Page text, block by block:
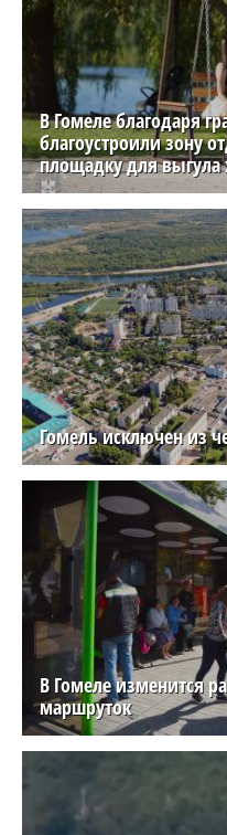
В Гомеле благодаря
благоустроили зону
площадку для
Гомель исключен из
В Гомеле изменится
маршруток